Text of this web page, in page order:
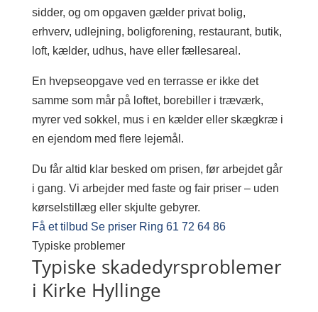
sidder, og om opgaven gælder privat bolig,
erhverv, udlejning, boligforening, restaurant, butik,
loft, kælder, udhus, have eller fællesareal.
En hvepseopgave ved en terrasse er ikke det
samme som mår på loftet, borebiller i træværk,
myrer ved sokkel, mus i en kælder eller skægkræ i
en ejendom med flere lejemål.
Du får altid klar besked om prisen, før arbejdet går
i gang. Vi arbejder med faste og fair priser – uden
kørselstillæg eller skjulte gebyrer.
Få et tilbud Se priser Ring 61 72 64 86
Typiske problemer
Typiske skadedyrsproblemer
i Kirke Hyllinge